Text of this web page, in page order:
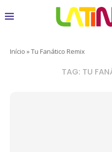
Início »Tu Fanático Remix
TAG: TU